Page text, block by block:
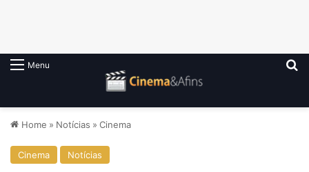
Menu
Home » Notícias » Cinema
Cinema Notícias